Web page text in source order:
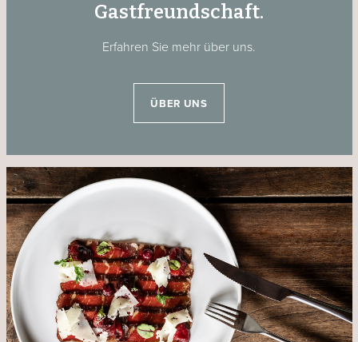
Gastfreundschaft.
Erfahren Sie mehr über uns.
ÜBER UNS